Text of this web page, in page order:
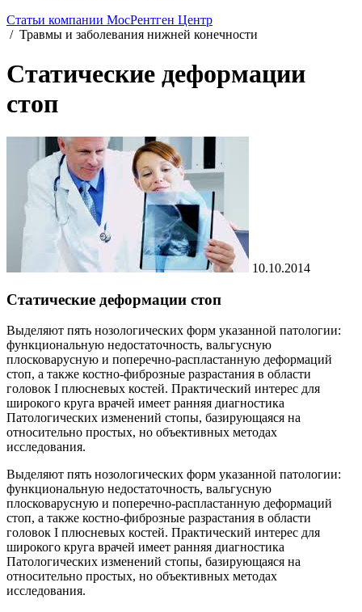
Статьи компании МосРентген Центр
/ Травмы и заболевания нижней конечности
Статические деформации
стоп
10.10.2014
Статические деформации стоп
Выделяют пять нозологических форм указанной патологии:
функциональную недостаточность, вальгусную
плосковарусную и поперечно-распластанную деформаций
стоп, а также костно-фиброзные разрастания в области
головок I плюсневых костей. Практический интерес для
широкого круга врачей имеет ранняя диагностика
Патологических изменений стопы, базирующаяся на
относительно простых, но объективных методах
исследования.
Выделяют пять нозологических форм указанной патологии:
функциональную недостаточность, вальгусную
плосковарусную и поперечно-распластанную деформаций
стоп, а также костно-фиброзные разрастания в области
головок I плюсневых костей. Практический интерес для
широкого круга врачей имеет ранняя диагностика
Патологических изменений стопы, базирующаяся на
относительно простых, но объективных методах
исследования.